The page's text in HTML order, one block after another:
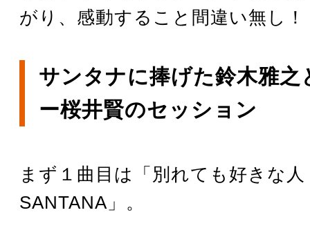
がり、感動すること間違い無し！
サンタナに捧げた鈴木雅之
ー桜井賢のセッション
まず１曲目は「別れても好きな
SANTANA」。